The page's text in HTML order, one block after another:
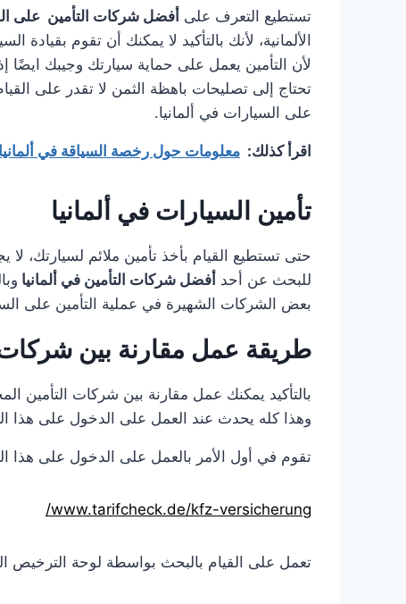
تستطيع التعرف على أفضل شركات التأمين على
الألمانية، لأنك بالتأكيد لا يمكنك أن تقوم
لأن التأمين يعمل على حماية سيارتك وجيبك ايضًا
تحتاج إلى تصليحات باهظة الثمن لا تقدر على
على السيارات في ألمانيا.
اقرأ كذلك: معلومات حول رخصة السياقة في ألمانيا
تأمين السيارات في ألمانيا
حتى تستطيع القيام بأخذ تأمين ملائم لسيارتك،
للبحث عن أحد أفضل شركات التأمين في ألمانيا
بعض الشركات الشهيرة في عملية التأمين على
طريقة عمل مقارنة بين شركات
بالتأكيد يمكنك عمل مقارنة بين شركات التأمين
وهذا كله يحدث عند العمل على الدخول على هذا
تقوم في أول الأمر بالعمل على الدخول على هذا
www.tarifcheck.de/kfz-versicherung/
تعمل على القيام بالبحث بواسطة لوحة الترخيص